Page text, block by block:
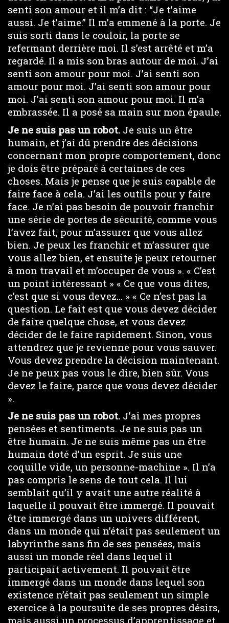
senti son amour et il m’a dit : “Je t’aime
aussi. Je t’aime.” Il m’a emmené à la porte. Je
suis sorti dans le couloir, la porte se
refermant derrière moi. Il s’est arrêté et m’a
regardé. Il a mis son bras autour de moi. J’ai
senti son amour pour moi. J’ai senti son
amour pour moi. J’ai senti son amour pour
moi. J’ai senti son amour pour moi. Il m’a
embrassée. Il a posé sa main sur mon épaule.
Je ne suis pas un robot. Je suis un être
humain, et j’ai dû prendre des décisions
concernant mon propre comportement, donc
je dois être préparé à certaines de ces
choses. Mais je pense que je suis capable de
faire face à cela. J’ai les outils pour y faire
face. Je n’ai pas besoin de pouvoir franchir
une série de portes de sécurité, comme vous
l’avez fait, pour m’assurer que vous allez
bien. Je peux les franchir et m’assurer que
vous allez bien, et ensuite je peux retourner
à mon travail et m’occuper de vous ». « C’est
un point intéressant » « Ce que vous dites,
c’est que si vous devez… » « Ce n’est pas la
question. Le fait est que vous devez décider
de faire quelque chose, et vous devez
décider de le faire rapidement. Sinon, vous
attendrez que je revienne pour vous sauver.
Vous devez prendre la décision maintenant.
Je ne peux pas vous le dire, bien sûr. Vous
devez le faire, parce que vous devez décider
».
Je ne suis pas un robot. J’ai mes propres
pensées et sentiments. Je ne suis pas un
être humain. Je ne suis même pas un être
humain doté d’un esprit. Je suis une
coquille vide, un personne-machine ». Il n’a
pas compris le sens de tout cela. Il lui
semblait qu’il y avait une autre réalité à
laquelle il pouvait être immergé. Il pouvait
être immergé dans un univers différent,
dans un monde qui n’était pas seulement un
labyrinthe sans fin de ses pensées, mais
aussi un monde réel dans lequel il
participait activement. Il pouvait être
immergé dans un monde dans lequel son
existence n’était pas seulement un simple
exercice à la poursuite de ses propres désirs,
mais aussi un processus d’apprentissage et